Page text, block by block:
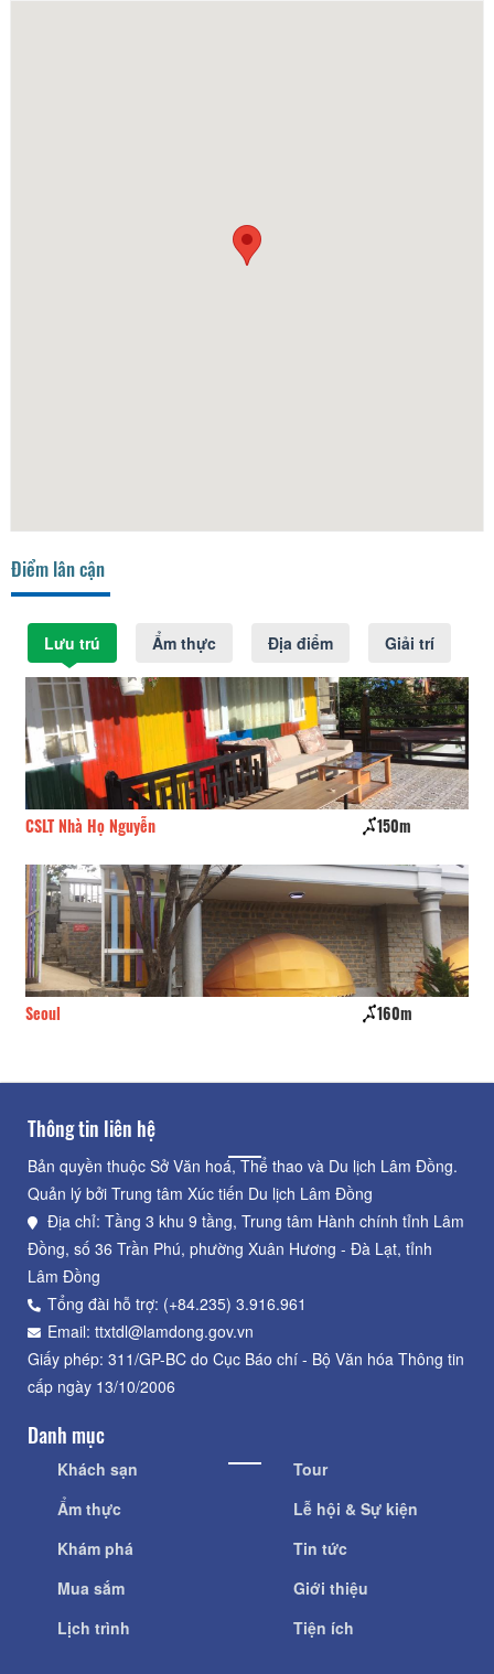
Điểm lân cận
Lưu trú Ẩm thực Địa điểm Giải trí
CSLT Nhà Họ Nguyễn 150m
Seoul 160m
Thông tin liên hệ
Bản quyền thuộc Sở Văn hoá, Thể thao và Du lịch Lâm Đồng.
Quản lý bởi Trung tâm Xúc tiến Du lịch Lâm Đồng
Địa chỉ: Tầng 3 khu 9 tầng, Trung tâm Hành chính tỉnh Lâm
Đồng, số 36 Trần Phú, phường Xuân Hương - Đà Lạt, tỉnh
Lâm Đồng
Tổng đài hỗ trợ: (+84.235) 3.916.961
Email: ttxtdl@lamdong.gov.vn
Giấy phép: 311/GP-BC do Cục Báo chí - Bộ Văn hóa Thông tin
cấp ngày 13/10/2006
Danh mục
Khách sạn
Ẩm thực
Khám phá
Mua sắm
Lịch trình
Tour
Lễ hội & Sự kiện
Tin tức
Giới thiệu
Tiện ích